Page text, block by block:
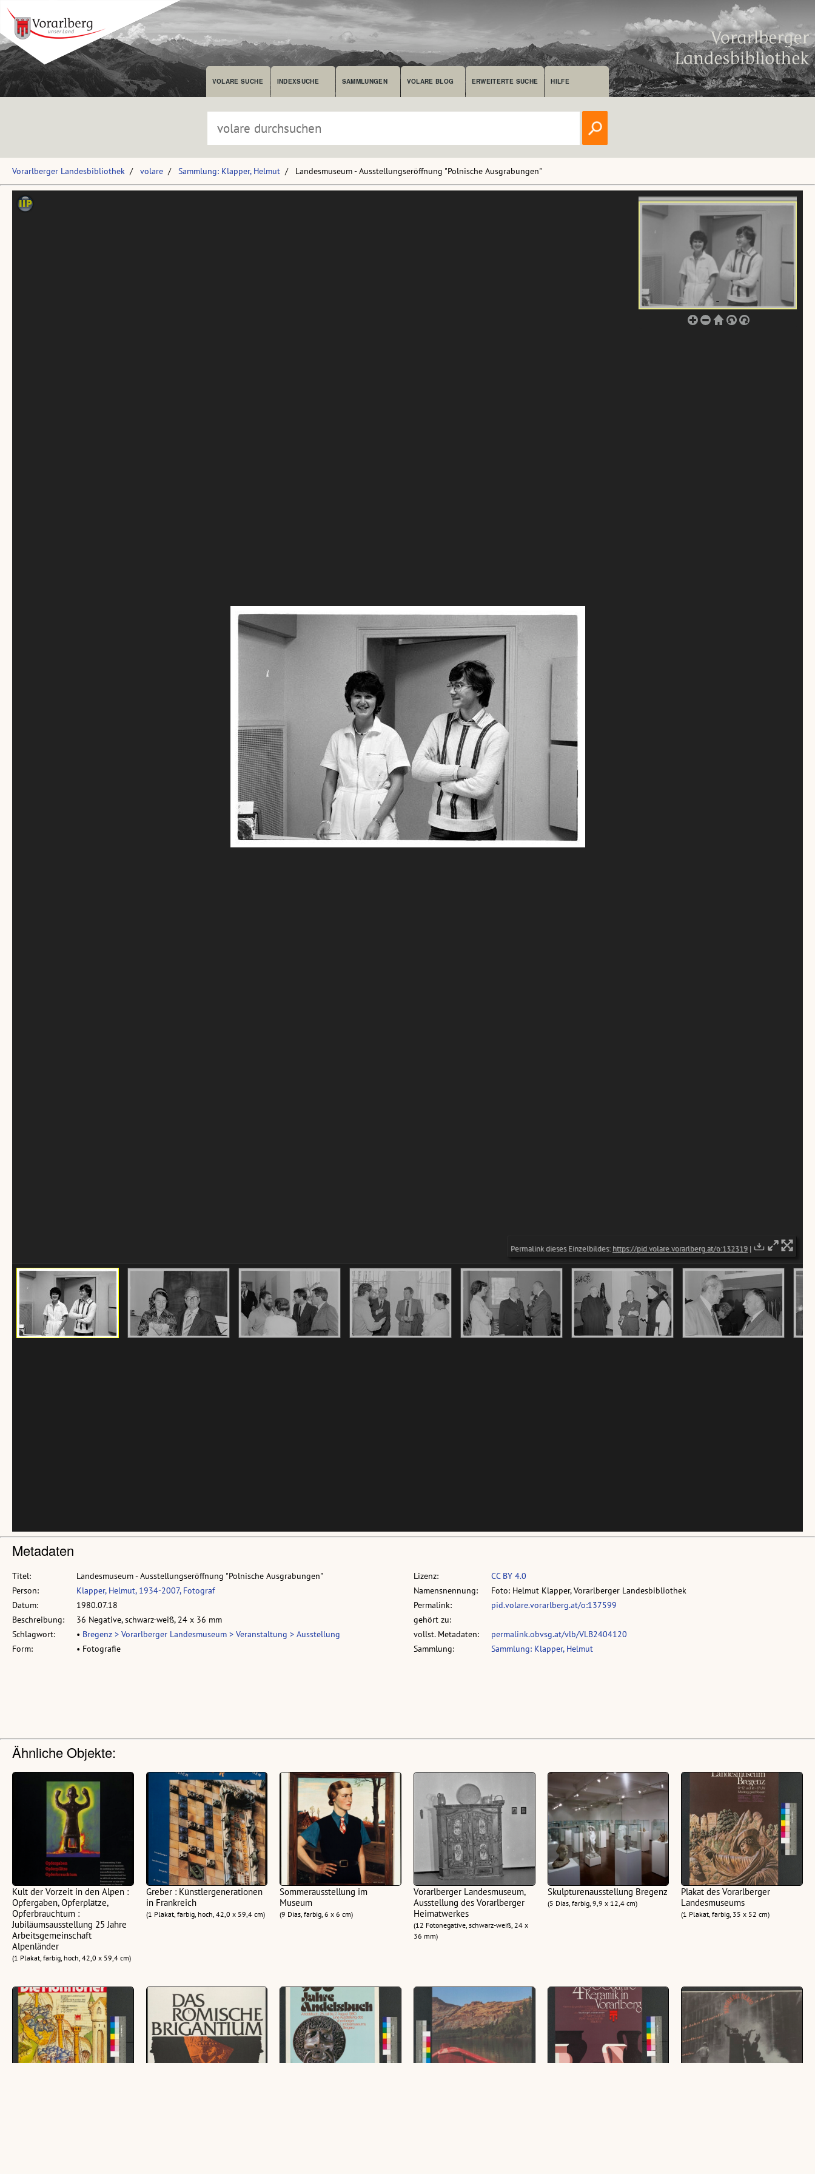
VOLARE SUCHE INDEXSUCHE SAMMLUNGEN VOLARE BLOG ERWEITERTE SUCHE HILFE
Vorarlberger Landesbibliothek volare Sammlung: Klapper, Helmut Landesmuseum - Ausstellungseröffnung "Polnische Ausgrabungen"
Metadaten
Titel:
Landesmuseum - Ausstellungseröffnung "Polnische Ausgrabungen"
Person:
Klapper, Helmut, 1934-2007, Fotograf
Datum:
1980.07.18
Beschreibung:
36 Negative, schwarz-weiß, 24 x 36 mm
Schlagwort:
• Bregenz > Vorarlberger Landesmuseum > Veranstaltung > Ausstellung
Form:
• Fotografie
Lizenz:
CC BY 4.0
Namensnennung:
Foto: Helmut Klapper, Vorarlberger Landesbibliothek
Permalink:
pid.volare.vorarlberg.at/o:137599
gehört zu:
vollst. Metadaten:
permalink.obvsg.at/vlb/VLB2404120
Sammlung:
Sammlung: Klapper, Helmut
Ähnliche Objekte:
Kult der Vorzeit in den Alpen :
Opfergaben, Opferplätze,
Opferbrauchtum :
Jubiläumsausstellung 25 Jahre
Arbeitsgemeinschaft
Alpenländer
(1 Plakat, farbig, hoch, 42,0 x 59,4 cm)
Greber : Künstlergenerationen
in Frankreich
(1 Plakat, farbig, hoch, 42,0 x 59,4 cm)
Sommerausstellung im
Museum
(9 Dias, farbig, 6 x 6 cm)
Vorarlberger Landesmuseum,
Ausstellung des Vorarlberger
Heimatwerkes
(12 Fotonegative, schwarz-weiß, 24 x
36 mm)
Skulpturenausstellung Bregenz
(5 Dias, farbig, 9,9 x 12,4 cm)
Plakat des Vorarlberger
Landesmuseums
(1 Plakat, farbig, 35 x 52 cm)